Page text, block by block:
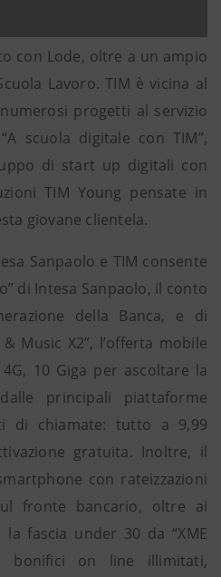
con Lode, oltre a un ampio
Lavoro. TIM è vicina al
progetti al servizio
scuola digitale con TIM”,
di start up digitali con
TIM Young pensate in
giovane clientela.
Sanpaolo e TIM consente
di Intesa Sanpaolo, il conto
della Banca, e di
Music X2”, l’offerta mobile
10 Giga per ascoltare la
principali piattaforme
di chiamate: tutto a 9,99
gratuita. Inoltre, il
con rateizzazioni
fronte bancario, oltre ai
fascia under 30 da “XME
bonifici on line illimitati,